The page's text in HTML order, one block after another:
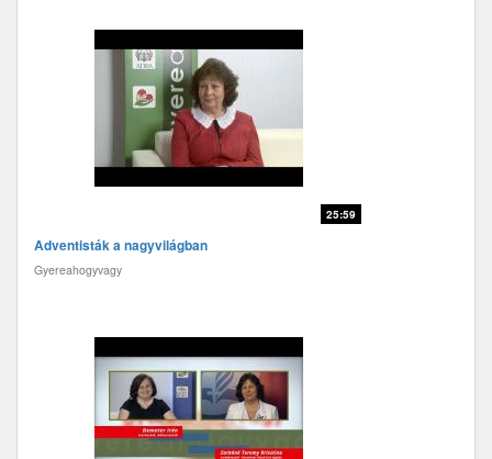
25:59
Adventisták a nagyvilágban
Gyereahogyvagy